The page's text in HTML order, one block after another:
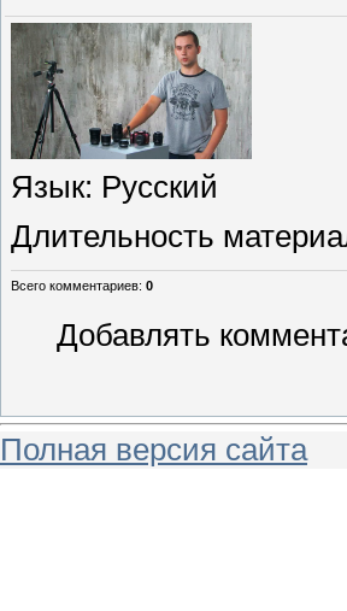
Язык: Русский
Длительность
Всего комментариев: 0
Добавлять
Полная версия сайта